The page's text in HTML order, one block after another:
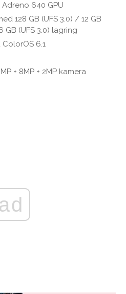
640 GPU
128 GB (UFS 3.0) / 12 GB
GB (UFS 3.0) lagring
6.1
+ 8MP + 2MP kamera
ad